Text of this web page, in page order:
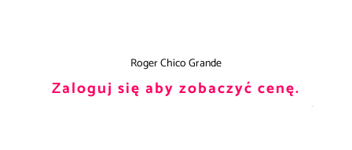
Roger Chico Grande
Zaloguj się aby zobaczyć cenę.